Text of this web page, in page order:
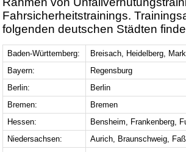
Fahrsicherheitstrainings.
folgenden deutschen Städten
Baden-Württemberg:
Breisach, Heidelberg,
Bayern:
Regensburg
Berlin:
Berlin
Bremen:
Bremen
Hessen:
Bensheim, Frankenberg,
Niedersachsen:
Aurich, Braunschweig,